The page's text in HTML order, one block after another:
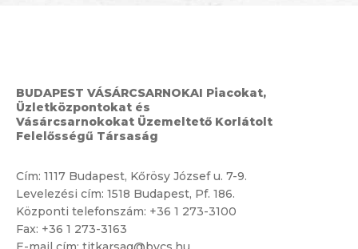
BUDAPEST VÁSÁRCSARNOKAI Piacokat,
Üzletközpontokat és
Vásárcsarnokokat Üzemeltető Korlátolt
Felelősségű Társaság
Cím: 1117 Budapest, Kőrösy József u. 7-9.
Levelezési cím: 1518 Budapest, Pf. 186.
Központi telefonszám: +36 1 273-3100
Fax: +36 1 273-3163